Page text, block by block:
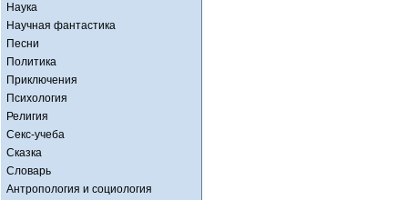
Наука
Научная фантастика
Песни
Политика
Приключения
Психология
Религия
Секс-учеба
Сказка
Словарь
Антропология и социология